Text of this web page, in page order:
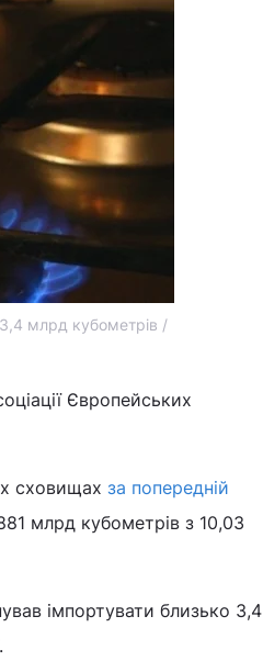
млрд кубометрів /
Європейських
сховищах за попередній
млрд кубометрів з 10,03
імпортувати близько 3,4